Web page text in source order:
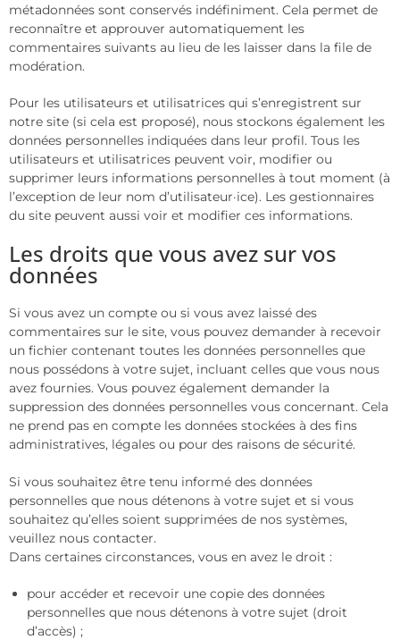
métadonnées sont conservés indéfiniment. Cela permet de
reconnaître et approuver automatiquement les
commentaires suivants au lieu de les laisser dans la file de
modération.
Pour les utilisateurs et utilisatrices qui s’enregistrent sur
notre site (si cela est proposé), nous stockons également les
données personnelles indiquées dans leur profil. Tous les
utilisateurs et utilisatrices peuvent voir, modifier ou
supprimer leurs informations personnelles à tout moment (à
l’exception de leur nom d’utilisateur·ice). Les gestionnaires
du site peuvent aussi voir et modifier ces informations.
Les droits que vous avez sur vos
données
Si vous avez un compte ou si vous avez laissé des
commentaires sur le site, vous pouvez demander à recevoir
un fichier contenant toutes les données personnelles que
nous possédons à votre sujet, incluant celles que vous nous
avez fournies. Vous pouvez également demander la
suppression des données personnelles vous concernant. Cela
ne prend pas en compte les données stockées à des fins
administratives, légales ou pour des raisons de sécurité.
Si vous souhaitez être tenu informé des données
personnelles que nous détenons à votre sujet et si vous
souhaitez qu’elles soient supprimées de nos systèmes,
veuillez nous contacter.
Dans certaines circonstances, vous en avez le droit :
pour accéder et recevoir une copie des données
personnelles que nous détenons à votre sujet (droit
d’accès) ;